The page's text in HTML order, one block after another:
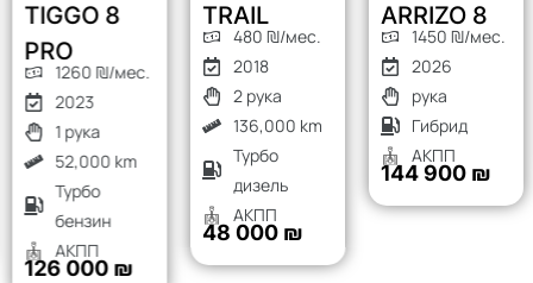
TIGGO 8
PRO
1260 ₪/мес.
2023
1 рука
52,000 km
Турбо
бензин
АКПП
126 000 ₪
TRAIL
480 ₪/мес.
2018
2 рука
136,000 km
Турбо
дизель
АКПП
48 000 ₪
ARRIZO 8
1450 ₪/мес.
2026
рука
Гибрид
АКПП
144 900 ₪